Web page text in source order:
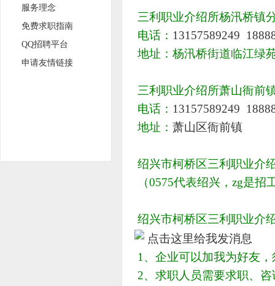
服务理念
免费求职指南
QQ招聘平台
申请友情链接
三利职业介绍所杨汛桥镇
电话： 13157589249
地址：杨汛桥街道临江绿
三利职业介绍所萧山衙前
电话： 13157589249
地址： 萧山区衙前镇
绍兴市柯桥区三利职业介
（0575代表绍兴，zg是
绍兴市柯桥区三利职业介
1、企业可以加我为好友
2、求职人员需要求职、